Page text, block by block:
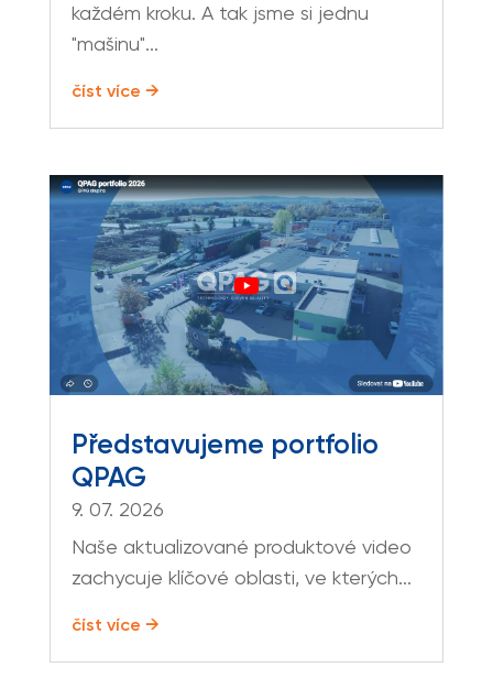
každém kroku. A tak jsme si jednu
"mašinu"...
číst více
Představujeme portfolio
QPAG
9. 07. 2026
Naše aktualizované produktové video
zachycuje klíčové oblasti, ve kterých...
číst více